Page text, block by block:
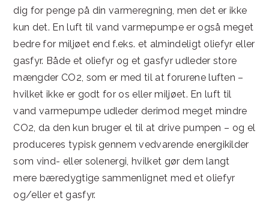
dig for penge på din varmeregning, men det er ikke
kun det. En luft til vand varmepumpe er også meget
bedre for miljøet end f.eks. et almindeligt oliefyr eller
gasfyr. Både et oliefyr og et gasfyr udleder store
mængder CO2, som er med til at forurene luften –
hvilket ikke er godt for os eller miljøet. En luft til
vand varmepumpe udleder derimod meget mindre
CO2, da den kun bruger el til at drive pumpen – og el
produceres typisk gennem vedvarende energikilder
som vind- eller solenergi, hvilket gør dem langt
mere bæredygtige sammenlignet med et oliefyr
og/eller et gasfyr.